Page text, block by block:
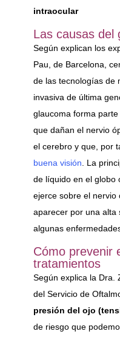
intraocular
Las causas del
Según explican los
Pau, de Barcelona,
de las tecnologías de
invasiva de última
glaucoma forma
que dañan el nervio
el cerebro y que, por
buena visión . La
de líquido en el globo
ejerce sobre el nervio
aparecer por una alta
algunas
Cómo prevenir
tratamientos
Según explica la Dra.
del Servicio de
presión del ojo
de riesgo que